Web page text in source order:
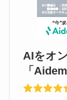
AIをオ
「